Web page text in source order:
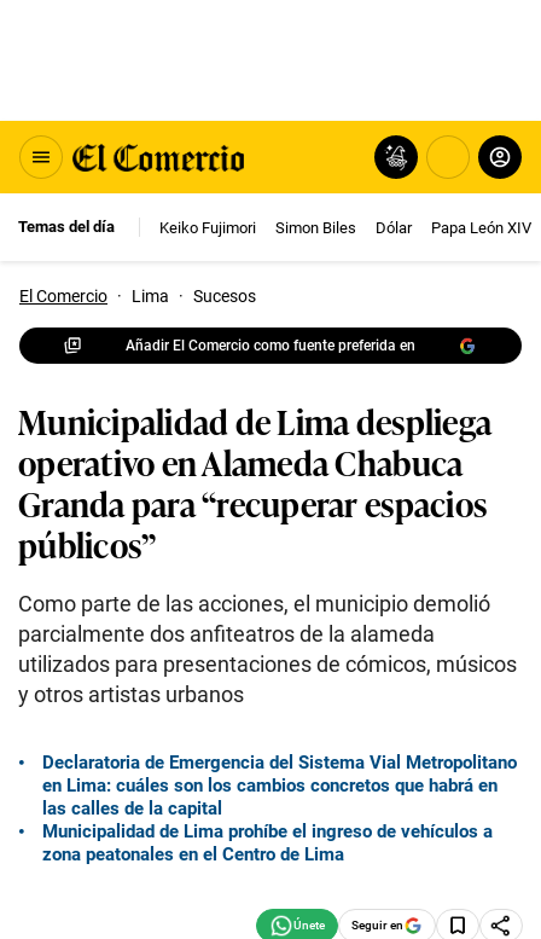
Temas del día Keiko Fujimori Simon Biles Dólar Papa León XIV
El Comercio · Lima · Sucesos
Añadir El Comercio como fuente preferida en
Municipalidad de Lima despliega
operativo en Alameda Chabuca
Granda para “recuperar espacios
públicos”
Como parte de las acciones, el municipio demolió
parcialmente dos anfiteatros de la alameda
utilizados para presentaciones de cómicos, músicos
y otros artistas urbanos
Declaratoria de Emergencia del Sistema Vial Metropolitano
en Lima: cuáles son los cambios concretos que habrá en
las calles de la capital
Municipalidad de Lima prohíbe el ingreso de vehículos a
zona peatonales en el Centro de Lima
Seguir en